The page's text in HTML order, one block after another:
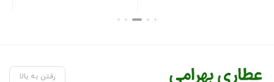
بستن
رفتن به بالا